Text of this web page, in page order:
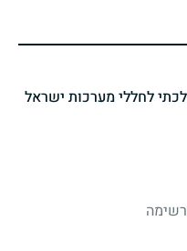
לחללי מערכות ישראל